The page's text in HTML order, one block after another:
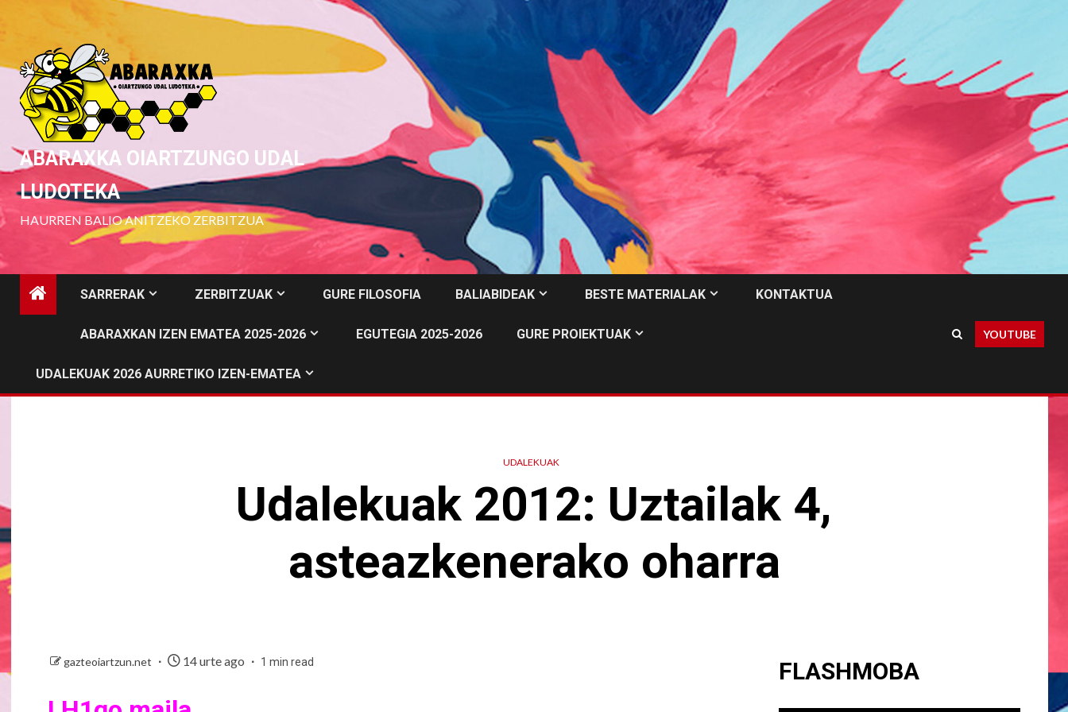
to
content
ABARAXKA OIARTZUNGO UDAL
LUDOTEKA
HAURREN BALIO ANITZEKO ZERBITZUA
SARRERAK ZERBITZUAK GURE FILOSOFIA BALIABIDEAK BESTE MATERIALAK KONTAKTUA
ABARAXKAN IZEN EMATEA 2025-2026 EGUTEGIA 2025-2026 GURE PROIEKTUAK
UDALEKUAK 2026 AURRETIKO IZEN-EMATEA
YOUTUBE
UDALEKUAK
Udalekuak 2012: Uztailak 4,
asteazkenerako oharra
gazteoiartzun.net 14 urte ago 1 min read FLASHMOBA